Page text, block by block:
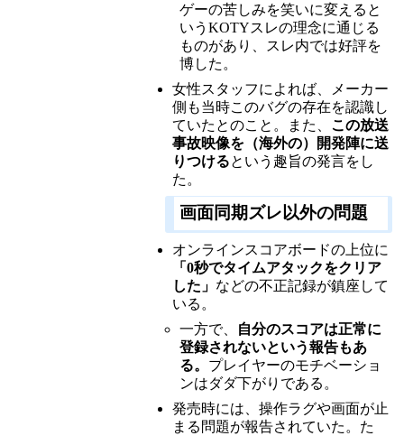
ゲーの苦しみを笑いに変えると
いうKOTYスレの理念に通じる
ものがあり、スレ内では好評を
博した。
女性スタッフによれば、メーカー
側も当時このバグの存在を認識し
ていたとのこと。また、 この放送
事故映像を（海外の）開発陣に送
りつけるという趣旨の発言をし
た。
画面同期ズレ以外の問題
オンラインスコアボードの上位に
「0秒でタイムアタックをクリア
した」 などの不正記録が鎮座して
いる。
一方で、
自分のスコアは正常に
登録されないという報告もあ
る。 プレイヤーのモチベーショ
ンはダダ下がりである。
発売時には、操作ラグや画面が止
まる問題が報告されていた。た